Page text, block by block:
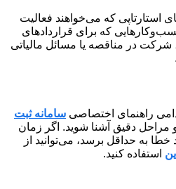
استارتاپی که می‌خواهند فعالیت
که برای قراردادهای
شرکت در مناقصه یا مسائل مالیاتی
راهنمای اختصاصی سامانه ثبت
و مراحل دقیق آشنا شوید. اگر زمان
به حداقل برسد، می‌توانید از
استفاده کنید.